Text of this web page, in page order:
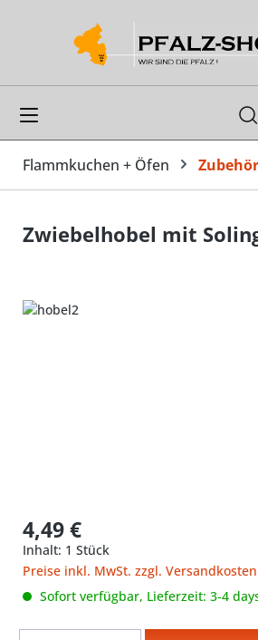
Flammkuchen + Öfen
Zwiebelhobel mit
Bildergalerie überspringen
4,49 €
Inhalt: 1 Stück
Preise inkl. MwSt. zzgl. Versandkosten
Sofort verfügbar, Lieferzeit: 3-4